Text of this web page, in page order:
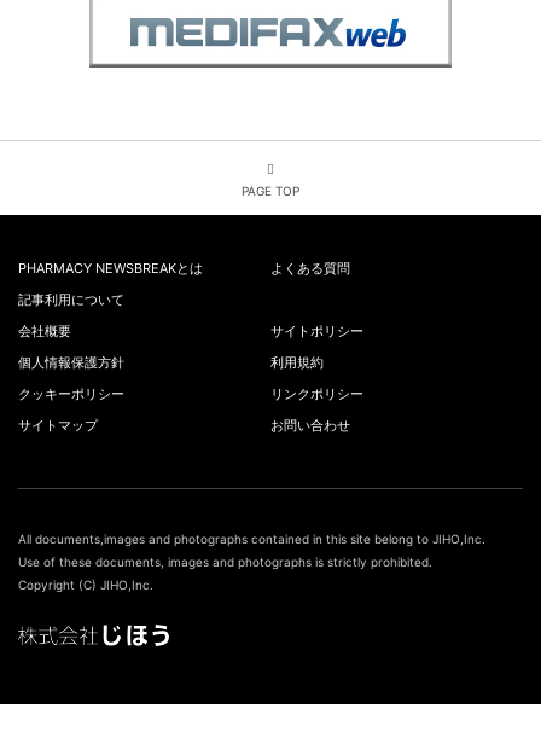
PAGE TOP
PHARMACY NEWSBREAKとは
よくある質問
記事利用について
会社概要
サイトポリシー
個人情報保護方針
利用規約
クッキーポリシー
リンクポリシー
サイトマップ
お問い合わせ
All documents,images and photographs contained in this site belong to JIHO,Inc.
Use of these documents, images and photographs is strictly prohibited.
Copyright (C) JIHO,Inc.